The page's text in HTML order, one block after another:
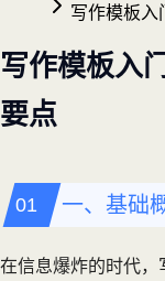
写作模板入
写作模板入
要点
一、基础
在信息爆炸的时代，